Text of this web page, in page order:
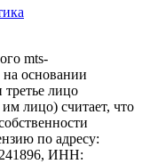
mts-
основании
лицо
лицо) считает, что
по адресу:
ИНН: